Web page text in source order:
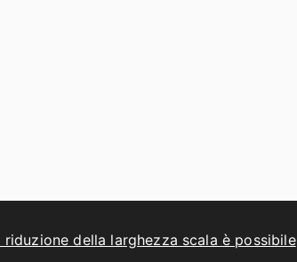
della larghezza scala è possibile